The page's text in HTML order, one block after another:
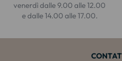
venerdì dalle 9.00 alle 12.00
e dalle 14.00 alle 17.00.